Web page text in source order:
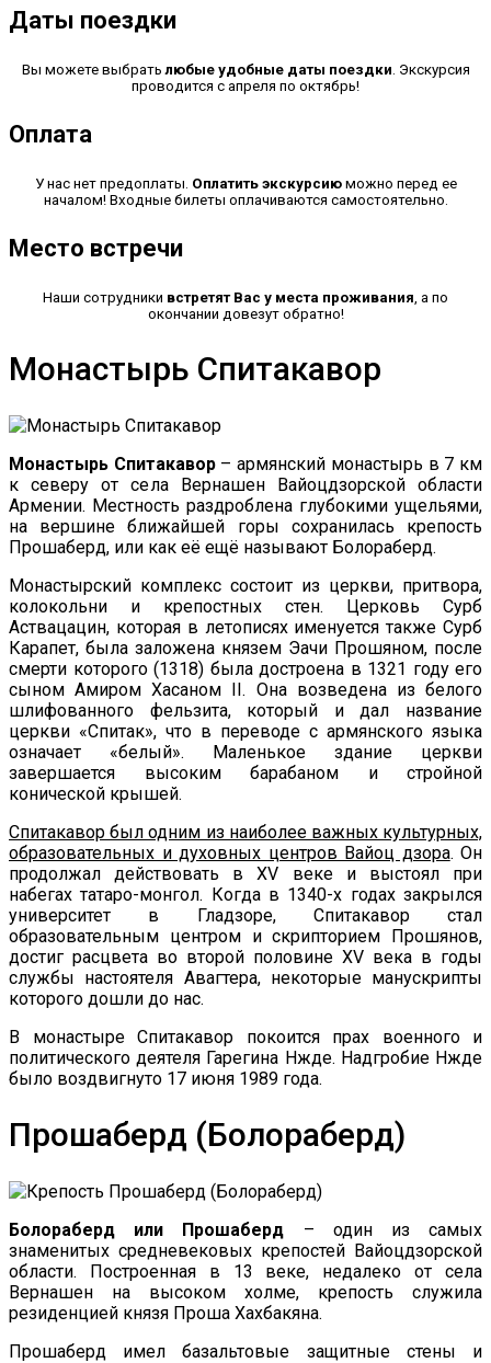
Даты поездки
Вы можете выбратьлюбые удобные даты поездки . Экскурсия
проводится с апреля по октябрь!
Оплата
У нас нет предоплаты. Оплатить экскурсиюможно перед ее
началом! Входные билеты оплачиваются самостоятельно.
Место встречи
Наши сотрудники встретят Вас у места проживания , а по
окончании довезут обратно!
Монастырь Спитакавор
Монастырь Спитакавор– армянский монастырь в 7 км
к северу от села Вернашен Вайоцдзорской области
Армении. Местность раздроблена глубокими ущельями,
на вершине ближайшей горы сохранилась крепость
Прошаберд, или как её ещё называют Болораберд.
Монастырский комплекс состоит из церкви, притвора,
колокольни и крепостных стен. Церковь Сурб
Аствацацин, которая в летописях именуется также Сурб
Карапет, была заложена князем Эачи Прошяном, после
смерти которого (1318) была достроена в 1321 году его
сыном Амиром Хасаном II. Она возведена из белого
шлифованного фельзита, который и дал название
церкви «Спитак», что в переводе с армянского языка
означает «белый». Маленькое здание церкви
завершается высоким барабаном и стройной
конической крышей.
Спитакавор был одним из наиболее важных культурных,
образовательных и духовных центров Вайоц дзора. Он
продолжал действовать в XV веке и выстоял при
набегах татаро-монгол. Когда в 1340-х годах закрылся
университет в Гладзоре, Спитакавор стал
образовательным центром и скрипторием Прошянов,
достиг расцвета во второй половине XV века в годы
службы настоятеля Авагтера, некоторые манускрипты
которого дошли до нас.
В монастыре Спитакавор покоится прах военного и
политического деятеля Гарегина Нжде. Надгробие Нжде
было воздвигнуто 17 июня 1989 года.
Прошаберд (Болораберд)
Болораберд или Прошаберд – один из самых
знаменитых средневековых крепостей Вайоцдзорской
области. Построенная в 13 веке, недалеко от села
Вернашен на высоком холме, крепость служила
резиденцией князя Проша Хахбакяна.
Прошаберд имел базальтовые защитные стены и